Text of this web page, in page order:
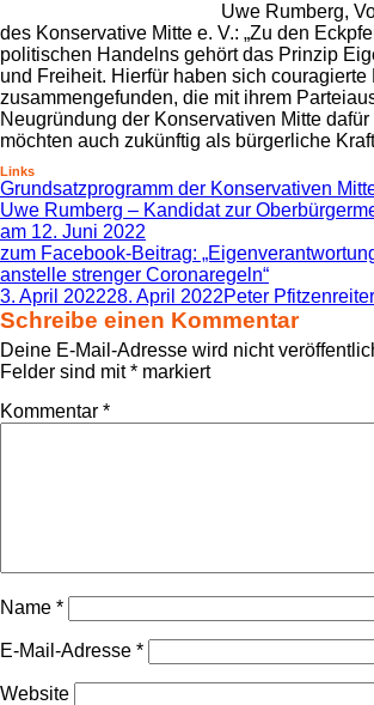
Uwe Rumberg,
des Konservative Mitte e. V.: „Zu den
politischen Handelns gehört das Prinzip
und Freiheit. Hierfür haben sich couragierte
zusammengefunden, die mit ihrem
Neugründung der Konservativen Mitte
möchten auch zukünftig als bürgerliche
Links
Grundsatzprogramm der Konservativen
Uwe Rumberg – Kandidat zur
am 12. Juni 2022
zum Facebook-Beitrag:
anstelle strenger Coronaregeln“
Veröffentlicht
am
3. April 202228. April 2022Autor
Peter Pfitzenreiter
Schreibe einen Kommentar
Deine E-Mail-Adresse wird nicht
Felder sind mit* markiert
Kommentar *
Name *
E-Mail-Adresse *
Website